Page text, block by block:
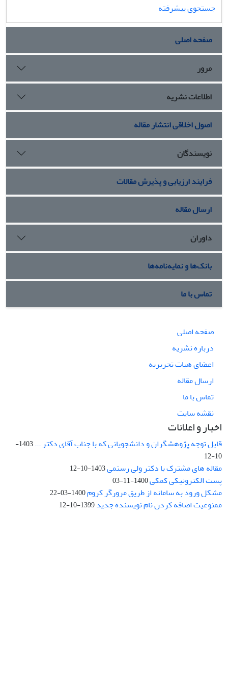
جستجوی پیشرفته
صفحه اصلی
مرور
اطلاعات نشریه
اصول اخلاقی انتشار مقاله
نویسندگان
فرایند ارزیابی و پذیرش مقالات
ارسال مقاله
داوران
بانک‌ها و نمایه‌نامه‌ها
تماس با ما
صفحه اصلی
درباره نشریه
اعضای هیات تحریریه
ارسال مقاله
تماس با ما
نقشه سایت
اخبار و اعلانات
قابل توجه پژوهشگران و دانشجویانی که با جناب آقای دکتر ...
1403-
10-12
مقاله های مشترک با دکتر ولی رستمی1403-10-12
پست الکترونیکی کمکی1400-11-03
مشکل ورود به سامانه از طریق مرورگر کروم1400-03-22
ممنوعیت اضافه کردن نام نویسنده جدید1399-10-12